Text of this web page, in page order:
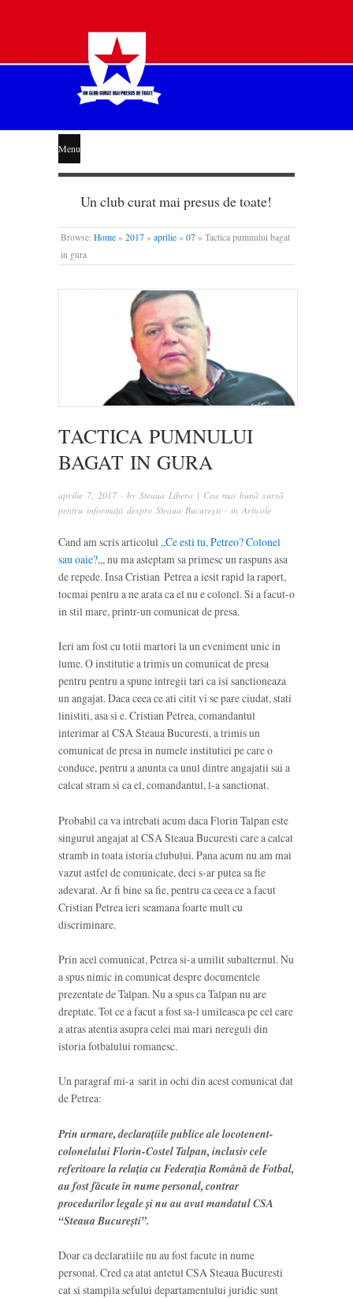
STEAUA
LIBERĂ
Menu
Un club curat mai presus de toate!
Browse: Home » 2017 » aprilie » 07 » Tactica pumnului bagat
in gura
TACTICA PUMNULUI
BAGAT IN GURA
aprilie 7, 2017 · by Steaua Libera | Cea mai bună sursă
pentru informații despre Steaua București · in Articole
Cand am scris articolul „Ce esti tu, Petreo? Colonel
sau oaie?„, nu ma asteptam sa primesc un raspuns asa
de repede. Insa Cristian Petrea a iesit rapid la raport,
tocmai pentru a ne arata ca el nu e colonel. Si a facut-o
in stil mare, printr-un comunicat de presa.
Ieri am fost cu totii martori la un eveniment unic in
lume. O institutie a trimis un comunicat de presa
pentru pentru a spune intregii tari ca isi sanctioneaza
un angajat. Daca ceea ce ati citit vi se pare ciudat, stati
linistiti, asa si e. Cristian Petrea, comandantul
interimar al CSA Steaua Bucuresti, a trimis un
comunicat de presa in numele institutiei pe care o
conduce, pentru a anunta ca unul dintre angajatii sai a
calcat stram si ca el, comandantul, l-a sanctionat.
Probabil ca va intrebati acum daca Florin Talpan este
singurul angajat al CSA Steaua Bucuresti care a calcat
stramb in toata istoria clubului. Pana acum nu am mai
vazut astfel de comunicate, deci s-ar putea sa fie
adevarat. Ar fi bine sa fie, pentru ca ceea ce a facut
Cristian Petrea ieri seamana foarte mult cu
discriminare.
Prin acel comunicat, Petrea si-a umilit subalternul. Nu
a spus nimic in comunicat despre documentele
prezentate de Talpan. Nu a spus ca Talpan nu are
dreptate. Tot ce a facut a fost sa-l umileasca pe cel care
a atras atentia asupra celei mai mari nereguli din
istoria fotbalului romanesc.
Un paragraf mi-a sarit in ochi din acest comunicat dat
de Petrea:
Prin urmare, declarațiile publice ale locotenent-
colonelului Florin-Costel Talpan, inclusiv cele
referitoare la relația cu Federația Română de Fotbal,
au fost făcute în nume personal, contrar
procedurilor legale și nu au avut mandatul CSA
“Steaua Bucureşti”.
Doar ca declaratiile nu au fost facute in nume
personal. Cred ca atat antetul CSA Steaua Bucuresti
cat si stampila sefului departamentului juridic sunt